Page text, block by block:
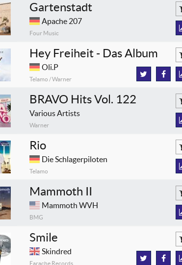
Gartenstadt
Apache 207
Four Music
Hey Freiheit - Das Album
Oli.P
Telamo / Warner
BRAVO Hits Vol. 122
Various Artists
Warner
Rio
Die Schlagerpiloten
Telamo
Mammoth II
Mammoth WVH
BMG
Smile
Skindred
Earache Records